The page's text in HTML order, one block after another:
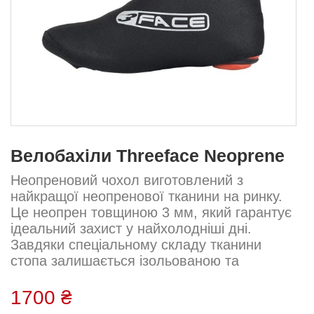
Велобахіли Threeface Neoprene
Неопреновий чохол виготовлений з
найкращої неопренової тканини на ринку.
Це неопрен товщиною 3 мм, який гарантує
ідеальний захист у найхолодніші дні.
Завдяки спеціальному складу тканини
стопа залишається ізольованою та
дощу.Водонепроникна блискавка підвищує
захист від дощу.У частині щиколотки ми
1700 ₴